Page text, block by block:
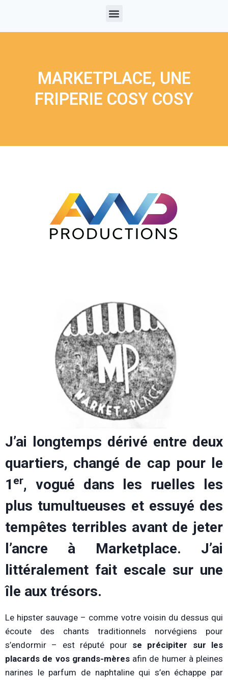
MARKETPLACE, UNE
FRIPERIE COSY COSY
J’ai longtemps dérivé entre deux
quartiers, changé de cap pour le
1 er, vogué dans les ruelles les
plus tumultueuses et essuyé des
tempêtes terribles avant de jeter
l’ancre à Marketplace. J’ai
littéralement fait escale sur une
île aux trésors.
Le hipster sauvage – comme votre voisin du dessus qui
écoute des chants traditionnels norvégiens pour
s’endormir – est réputé pourse précipiter sur les
placards de vos grands-mèresafin de humer à pleines
narines le parfum de naphtaline qui s’en échappe par